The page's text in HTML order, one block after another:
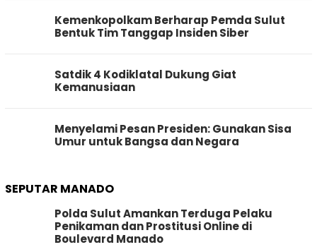
Kemenkopolkam Berharap Pemda Sulut
Bentuk Tim Tanggap Insiden Siber
Satdik 4 Kodiklatal Dukung Giat
Kemanusiaan
Menyelami Pesan Presiden: Gunakan Sisa
Umur untuk Bangsa dan Negara
SEPUTAR MANADO
Polda Sulut Amankan Terduga Pelaku
Penikaman dan Prostitusi Online di
Boulevard Manado